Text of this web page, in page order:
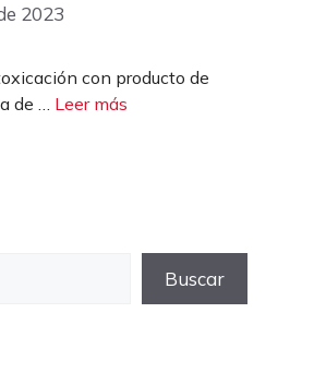
2023
con producto de
de … Leer más
Buscar